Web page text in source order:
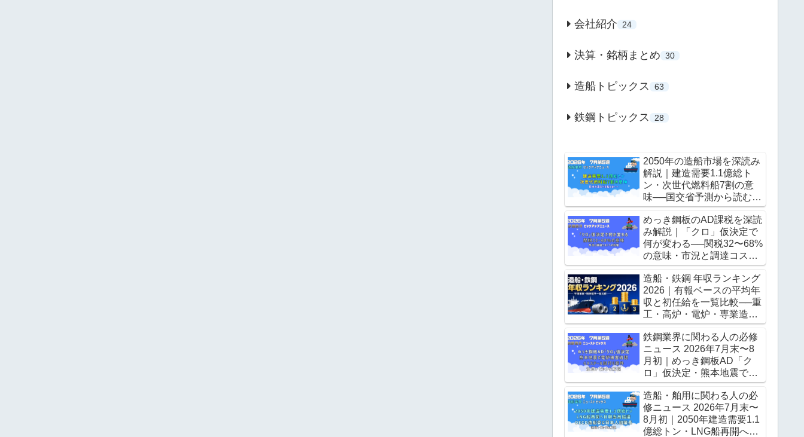
会社紹介 24
決算・銘柄まとめ 30
造船トピックス 63
鉄鋼トピックス 28
2050年の造船市場を深読み
解説｜建造需要1.1億総ト
ン・次世代燃料船7割の意
味──国交省予測から読む
「日本が造るべき船」
めっき鋼板のAD課税を深読
み解説｜「クロ」仮決定で
何が変わる──関税32〜68%
の意味・市況と調達コスト
への影響
造船・鉄鋼 年収ランキング
2026｜有報ベースの平均年
収と初任給を一覧比較──重
工・高炉・電炉・専業造船
はどこが高い？
鉄鋼業界に関わる人の必修
ニュース 2026年7月末〜8
月初｜めっき鋼板AD「ク
ロ」仮決定・熊本地震で電
炉被害確認・GXスチール試
行6案件──これだけ押さえ
れば情報通
造船・舶用に関わる人の必
修ニュース 2026年7月末〜
8月初｜2050年建造需要1.1
億総トン・LNG船再開へ日